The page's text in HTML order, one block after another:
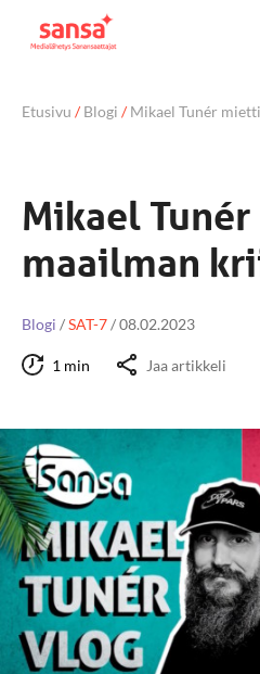
Etusivu /Blogi /Mikael Tunér
Mikael
maailman
Blogi /SAT-7/08.02.2023
1 min Jaa artikkeli